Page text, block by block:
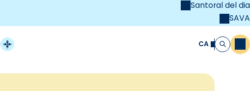
Santoral del dia
SAVA
Estel
Catalunya Cristiana CA Cerca